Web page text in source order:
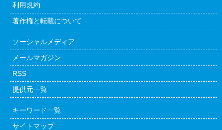
利用規約
著作権と転載について
ソーシャルメディア
メールマガジン
RSS
提供元一覧
キーワード一覧
サイトマップ